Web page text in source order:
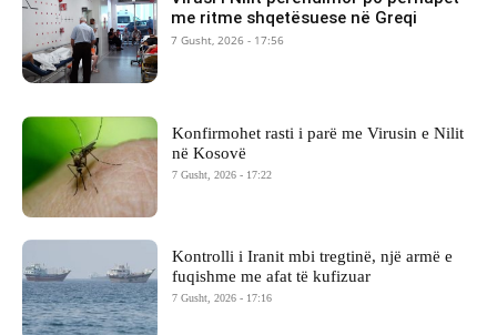
me ritme shqetësuese në Greqi
7 Gusht, 2026 - 17:56
Konfirmohet rasti i parë me Virusin e Nilit
në Kosovë
7 Gusht, 2026 - 17:22
Kontrolli i Iranit mbi tregtinë, një armë e
fuqishme me afat të kufizuar
7 Gusht, 2026 - 17:16